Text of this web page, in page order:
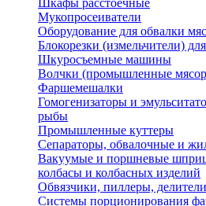
Шкафы расстоечные
Мукопросеиватели
Оборудование для обвалки
Блокорезки (измельчители)
Шкуросъемные машины
Волчки (промышленные
Фаршемешалки
Гомогенизаторы и
рыбы
Промышленные куттеры
Сепараторы, обвалочные и
Вакуумые и поршневые
колбасы и колбасных изделий
Обвязчики, пиллеры,
Системы порционирования